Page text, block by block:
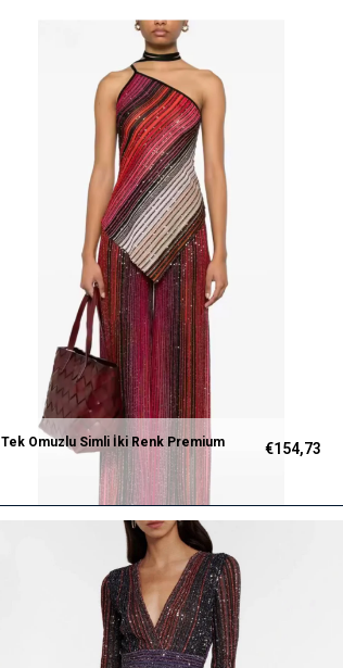
Tek Omuzlu Simli İki Renk Premium
Bluz ve Pantolon Takım
€154,73